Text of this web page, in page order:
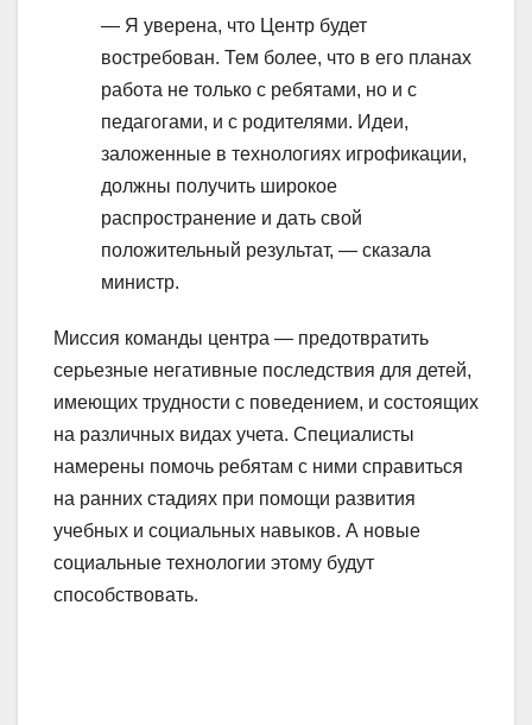
— Я уверена, что Центр будет
востребован. Тем более, что в его планах
работа не только с ребятами, но и с
педагогами, и с родителями. Идеи,
заложенные в технологиях игрофикации,
должны получить широкое
распространение и дать свой
положительный результат, — сказала
министр.
Миссия команды центра — предотвратить
серьезные негативные последствия для детей,
имеющих трудности с поведением, и состоящих
на различных видах учета. Специалисты
намерены помочь ребятам с ними справиться
на ранних стадиях при помощи развития
учебных и социальных навыков. А новые
социальные технологии этому будут
способствовать.